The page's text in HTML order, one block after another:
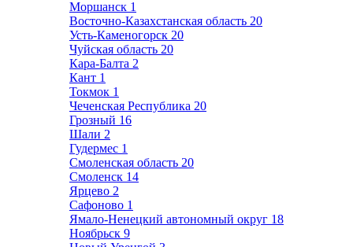
Моршанск 1
Восточно-Казахстанская область 20
Усть-Каменогорск 20
Чуйская область 20
Кара-Балта 2
Кант 1
Токмок 1
Чеченская Республика 20
Грозный 16
Шали 2
Гудермес 1
Смоленская область 20
Смоленск 14
Ярцево 2
Сафоново 1
Ямало-Ненецкий автономный округ 18
Ноябрьск 9